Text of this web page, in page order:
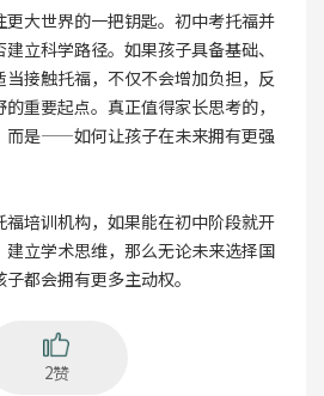
大世界的一把钥匙。初中考托福并
立科学路径。如果孩子具备基础、
接触托福，不仅不会增加负担，反
重要起点。真正值得家长思考的，
是——如何让孩子在未来拥有更强
培训机构，如果能在初中阶段就开
立学术思维，那么无论未来选择国
都会拥有更多主动权。
2赞